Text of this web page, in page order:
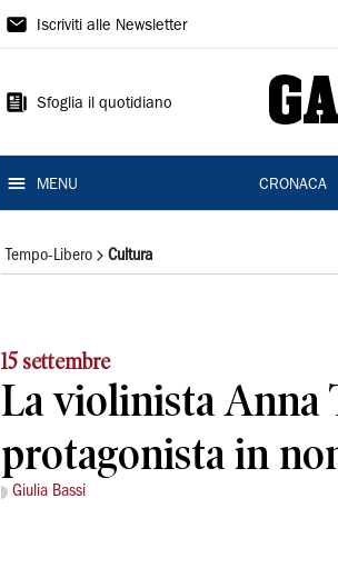
Gazzetta
Reggio
Iscriviti alle Newsletter
Sfoglia il quotidiano
MENU CRONACA
Tempo-Libero Cultura
15 settembre
La violinista Anna
protagonista in
Giulia Bassi